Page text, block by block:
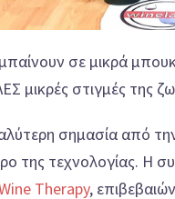
σε μικρά
μικρές στιγμές της
σημασία από
της τεχνολογίας. Η
Therapy,